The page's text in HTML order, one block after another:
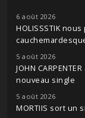
6 août 2026
HOLISSSTIK
5 août 2026
JOHN
nouveau single
5 août 2026
MORTIIS sort un